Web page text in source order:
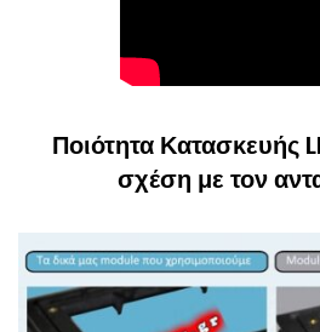
Ποιότητα Κατασκευής
σχέση με τον